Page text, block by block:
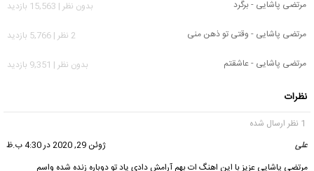
مرتضی پاشایی - برگرد
بدون نظر | 15,563 بازدید
مرتضی پاشایی - وقتی تو ذهن منی
2 نظر | 5,766 بازدید
مرتضی پاشایی - عاشقتم
بدون نظر | 9,351 بازدید
نظرات
1 نظر ارسال شده
علی
ژوئن 29, 2020 در 4:30 ب.ظ
مرتضی پاشایی عزیز با این اهنگ ات بهم آرامش دادی یاد تو دوباره زنده شده واسم